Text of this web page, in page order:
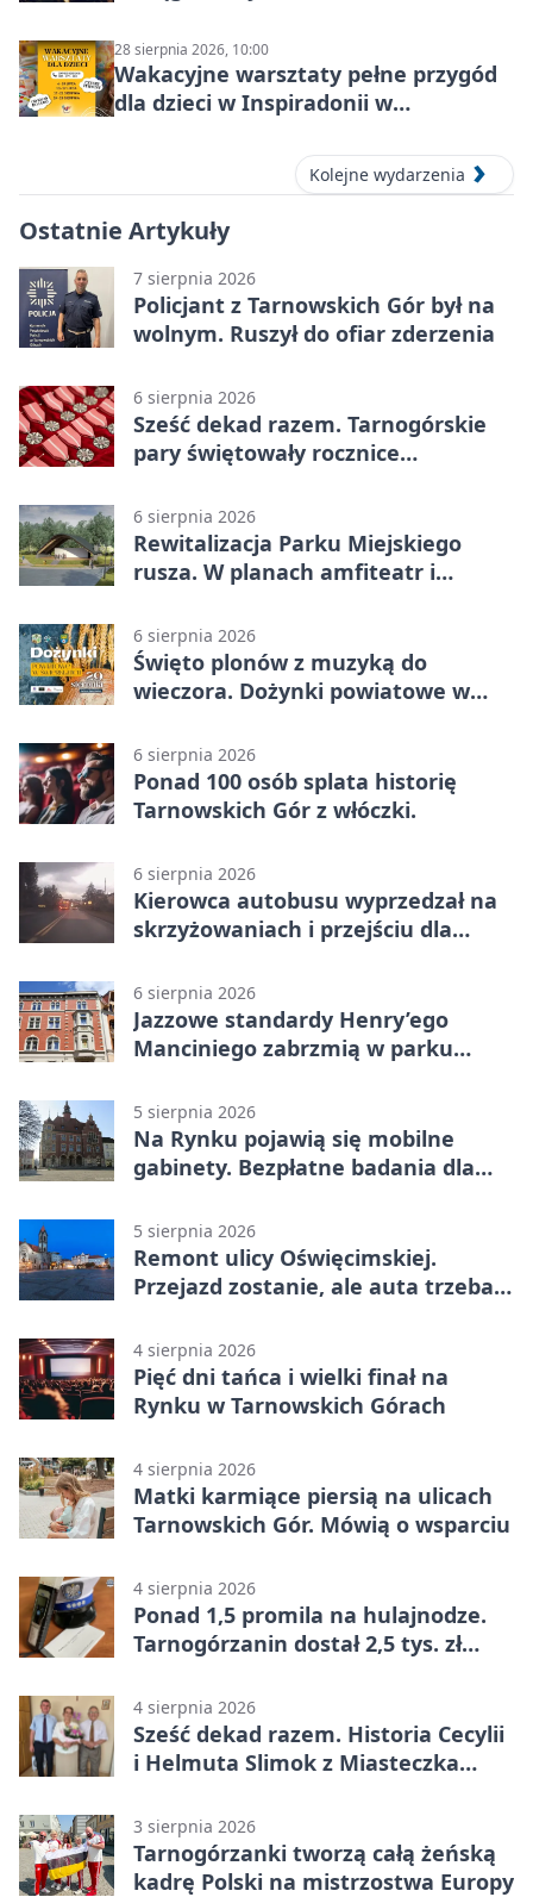
28 sierpnia 2026, 10:00
Wakacyjne warsztaty pełne przygód
dla dzieci w Inspiradonii w
Kolejne wydarzenia
Ostatnie Artykuły
7 sierpnia 2026
Policjant z Tarnowskich Gór był na
wolnym. Ruszył do ofiar zderzenia
6 sierpnia 2026
Sześć dekad razem. Tarnogórskie
pary świętowały rocznice
6 sierpnia 2026
Rewitalizacja Parku Miejskiego
rusza. W planach amfiteatr i
6 sierpnia 2026
Święto plonów z muzyką do
wieczora. Dożynki powiatowe w
6 sierpnia 2026
Ponad 100 osób splata historię
Tarnowskich Gór z włóczki.
6 sierpnia 2026
Kierowca autobusu wyprzedzał na
skrzyżowaniach i przejściu dla
6 sierpnia 2026
Jazzowe standardy Henry’ego
Manciniego zabrzmią w parku
5 sierpnia 2026
Na Rynku pojawią się mobilne
gabinety. Bezpłatne badania dla
5 sierpnia 2026
Remont ulicy Oświęcimskiej.
Przejazd zostanie, ale auta trzeba
4 sierpnia 2026
Pięć dni tańca i wielki finał na
Rynku w Tarnowskich Górach
4 sierpnia 2026
Matki karmiące piersią na ulicach
Tarnowskich Gór. Mówią o wsparciu
4 sierpnia 2026
Ponad 1,5 promila na hulajnodze.
Tarnogórzanin dostał 2,5 tys. zł
4 sierpnia 2026
Sześć dekad razem. Historia Cecylii
i Helmuta Slimok z Miasteczka
3 sierpnia 2026
Tarnogórzanki tworzą całą żeńską
kadrę Polski na mistrzostwa Europy